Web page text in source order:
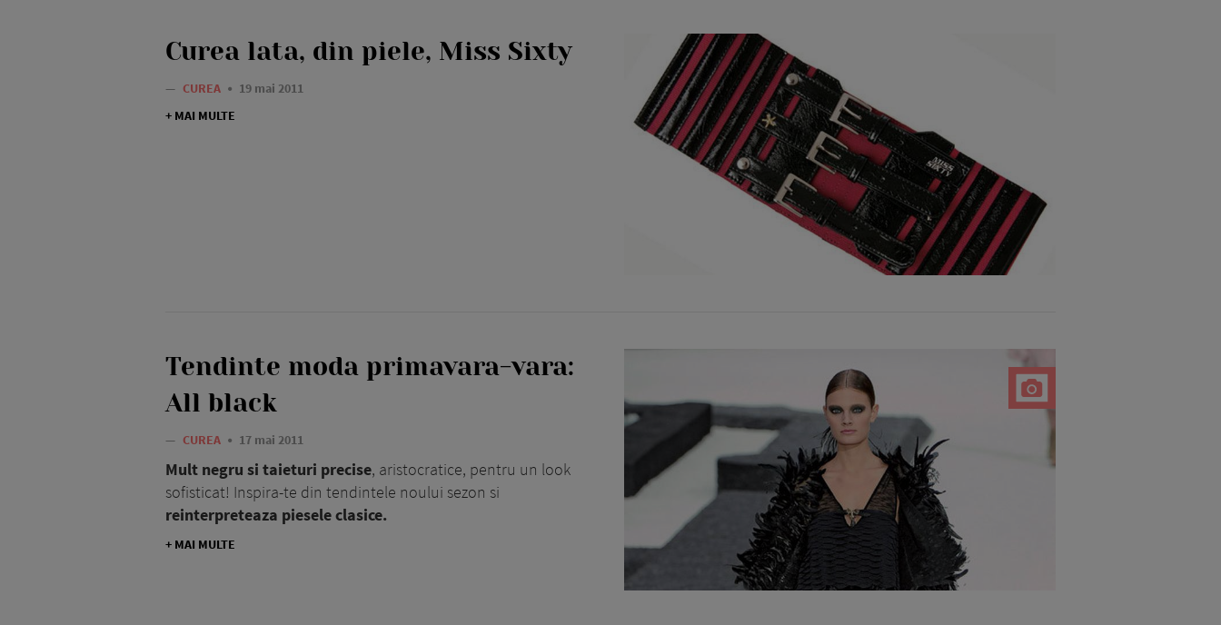
Curea lata, din piele, Miss Sixty
— CUREA
19 mai 2011
+ MAI MULTE
Tendinte moda primavara-vara:
All black
— CUREA 17 mai 2011
Mult negru si taieturi precise, aristocratice, pentru un look
sofisticat! Inspira-te din tendintele noului sezon si
reinterpreteaza piesele clasice.
+ MAI MULTE